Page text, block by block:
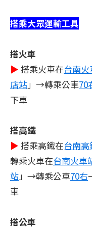
搭乘大眾運輸工具
搭火車
▶ 搭乘火車在台南
店站」→轉乘公車70
下車
搭高鐵
▶ 搭乘高鐵在台南
轉乘火車在台南火車
站」→轉乘公車70右
車
搭公車